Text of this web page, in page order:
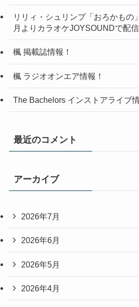
リリィ・シュリンプ「おろかもの
月よりカラオケJOYSOUNDで配信
楓 掲載誌情報！
楓 ラジオオンエア情報！
The Bachelors インストアライブ情
最近のコメント
アーカイブ
2026年7月
2026年6月
2026年5月
2026年4月